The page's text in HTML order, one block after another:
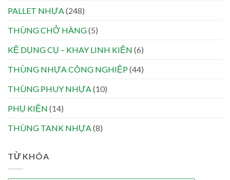
PALLET NHỰA(248)
THÙNG CHỞ HÀNG(5)
KỆ DỤNG CỤ – KHAY LINH KIỆN (6)
THÙNG NHỰA CÔNG NGHIỆP(44)
THÙNG PHUY NHỰA(10)
PHỤ KIỆN (14)
THÙNG TANK NHỰA(8)
TỪ KHÓA